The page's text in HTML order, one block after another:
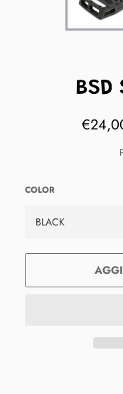
BSD
Prezzo
di
COLOR